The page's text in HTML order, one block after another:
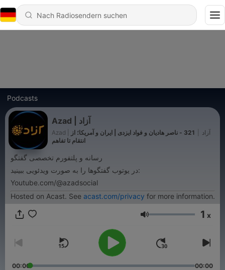
Podcasts
Azad | آزاد
Azad | آزاد
321 - ناصر هادیان و فواد ایزدی | ایران و آمریکا؛ از
انتقام تا تفاهم
رسانه و پلتفورم تخصصی گفتگو
در یوتوب گفتگوها را به صورت ویدئویی ببینید:
Youtube.com/@azadsocial
Hosted on Acast. See acast.com/privacy for more information.
Lautstärke 1 x
00:00 00:00